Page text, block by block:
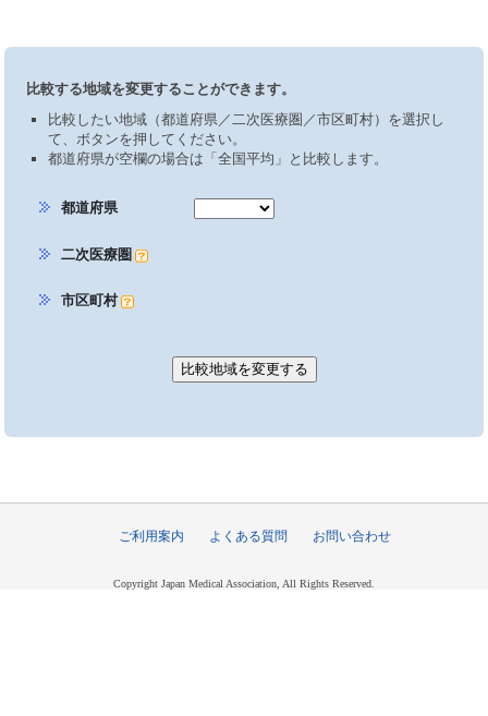
比較する地域を変更することができます。
比較したい地域（都道府県／二次医療圏／市区町村）を選択し
て、ボタンを押してください。
都道府県が空欄の場合は「全国平均」と比較します。
都道府県
二次医療圏
市区町村
ご利用案内 よくある質問 お問い合わせ
Copyright Japan Medical Association, All Rights Reserved.